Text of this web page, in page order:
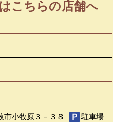
こちらの店舗へ
小牧原３－３８
駐車場